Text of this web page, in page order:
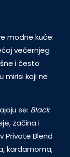
modne kuće:
večernjeg
i često
mirisi koji ne
se: Black
začina i
Private Blend
kardamoma,